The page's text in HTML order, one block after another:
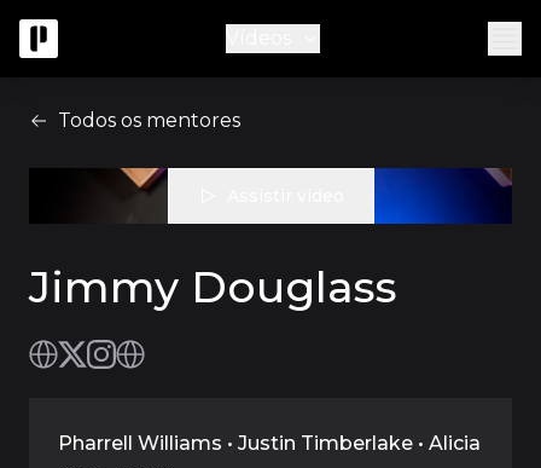
Todos os mentores
Jimmy Douglass
Pharrell Williams • Justin Timberlake • Alicia